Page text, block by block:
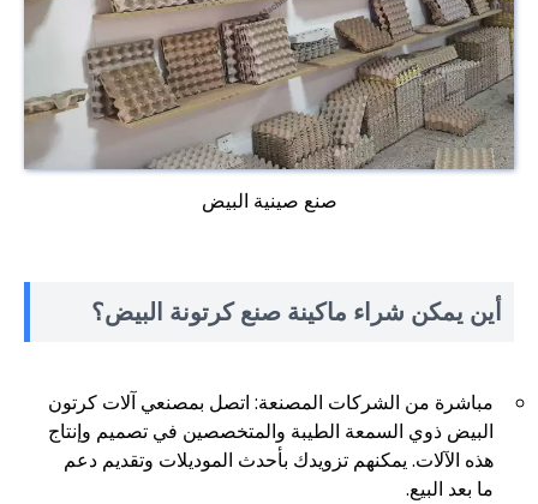
صنع صينية البيض
أين يمكن شراء ماكينة صنع كرتونة البيض؟
مباشرة من الشركات المصنعة: اتصل بمصنعي آلات كرتون
البيض ذوي السمعة الطيبة والمتخصصين في تصميم وإنتاج
هذه الآلات. يمكنهم تزويدك بأحدث الموديلات وتقديم دعم
ما بعد البيع.